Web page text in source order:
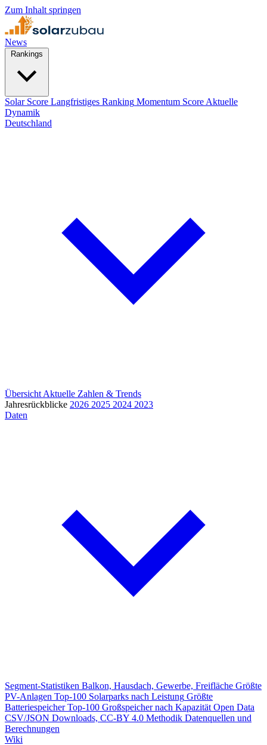
Zum Inhalt springen
News
Solar Score Langfristiges Ranking Momentum Score Aktuelle
Dynamik
Deutschland
Übersicht Aktuelle Zahlen & Trends
Jahresrückblicke 2026 2025 2024 2023
Daten
Segment-Statistiken Balkon, Hausdach, Gewerbe, Freifläche Größte
PV-Anlagen Top-100 Solarparks nach Leistung Größte
Batteriespeicher Top-100 Großspeicher nach Kapazität Open Data
CSV/JSON Downloads, CC-BY 4.0 Methodik Datenquellen und
Berechnungen
Wiki